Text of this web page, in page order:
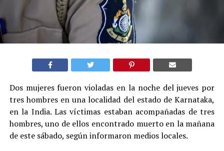
Dos mujeres fueron violadas en la noche del jueves por
tres hombres en una localidad del estado de Karnataka,
en la India. Las víctimas estaban acompañadas de tres
hombres, uno de ellos encontrado muerto en la mañana
de este sábado, según informaron medios locales.